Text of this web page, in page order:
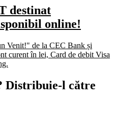
destinat
online!
Venit!" de la CEC Bank și
curent în lei, Card de debit Visa
Distribuie-l către